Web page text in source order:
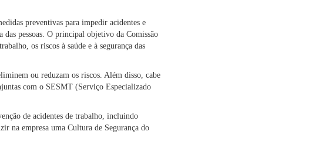
preventivas para impedir acidentes e
das pessoas. O principal objetivo da Comissão
os riscos à saúde e à segurança das
ou reduzam os riscos. Além disso, cabe
com o SESMT (Serviço Especializado
de acidentes de trabalho, incluindo
na empresa uma Cultura de Segurança do